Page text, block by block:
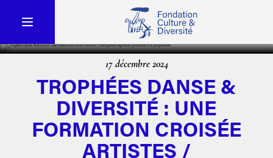
17 décembre 2024
TROPHÉES DANSE &
DIVERSITÉ : UNE
FORMATION CROISÉE
ARTISTES /